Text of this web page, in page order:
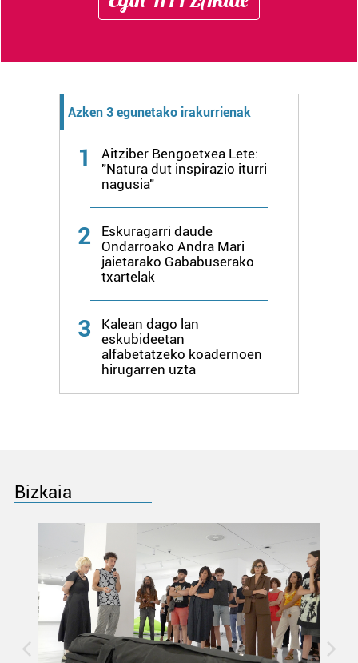
Azken 3 egunetako irakurrienak
1
Aitziber Bengoetxea Lete:
"Natura dut inspirazio iturri
nagusia"
2
Eskuragarri daude
Ondarroako Andra Mari
jaietarako Gababuserako
txartelak
3
Kalean dago lan
eskubideetan
alfabetatzeko koadernoen
hirugarren uzta
Bizkaia